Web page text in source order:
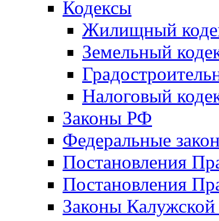
Кодексы
Жилищный
Земельный
Налоговый
Законы РФ
Федеральные
Постановления
Постановления
Законы Калужской